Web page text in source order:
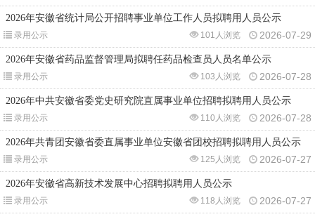
2026年安徽省统计局公开招聘事业单位工作人员拟聘用人员公示
录用公示 2026-07-29
101人浏览
2026年安徽省药品监督管理局拟聘任药品检查员人员名单公示
录用公示 2026-07-28
103人浏览
2026年中共安徽省委党史研究院直属事业单位招聘拟聘用人员公示
录用公示 2026-07-28
110人浏览
2026年共青团安徽省委直属事业单位安徽省团校招聘拟聘用人员公示
录用公示 2026-07-27
125人浏览
2026年安徽省高新技术发展中心招聘拟聘用人员公示
录用公示 2026-07-27
118人浏览